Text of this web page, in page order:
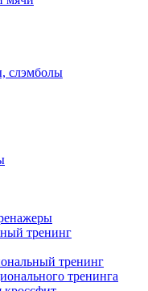
слэмболы
тренинг
тренинг
тренинга